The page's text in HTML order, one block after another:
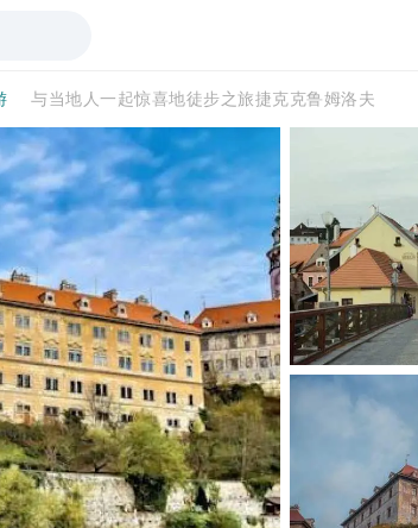
与当地人一起惊喜地徒步之旅捷克克鲁姆洛夫